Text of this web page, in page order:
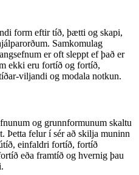
form eftir tíð, þætti og skapi,
Samkomulag
er oft sleppt ef það er
ekki eru fortíð og fortíð,
viljandi og modala notkun.
og grunnformunum skaltu
Þetta felur í sér að skilja muninn
einfaldri fortíð, fortíð
eða framtíð og hvernig þau